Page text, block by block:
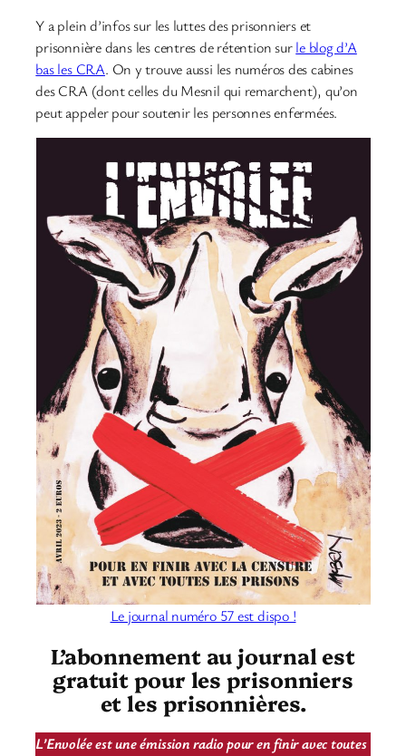
Y a plein d’infos sur les luttes des prisonniers et
prisonnière dans les centres de rétention surle blog d’A
bas les CRA. On y trouve aussi les numéros des cabines
des CRA (dont celles du Mesnil qui remarchent), qu’on
peut appeler pour soutenir les personnes enfermées.
Le journal numéro 57 est dispo !
L’abonnement au journal est
gratuit pour les prisonniers
et les prisonnières.
L’Envolée est une émission radio pour en finir avec toutes